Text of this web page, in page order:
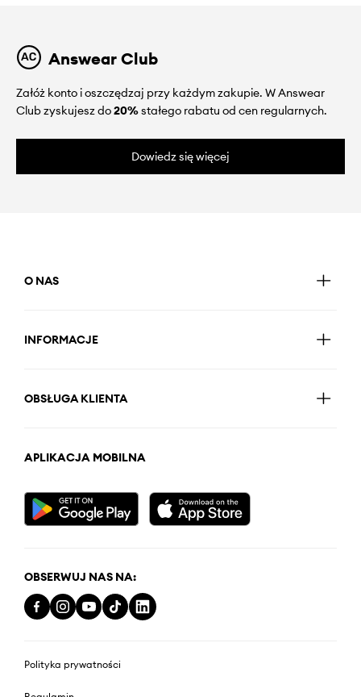
Answear Club
Załóż konto i oszczędzaj przy każdym zakupie. W Answear
Club zyskujesz do20%stałego rabatu od cen regularnych.
Dowiedz się więcej
O NAS
INFORMACJE
OBSŁUGA KLIENTA
APLIKACJA MOBILNA
OBSERWUJ NAS NA:
Polityka prywatności